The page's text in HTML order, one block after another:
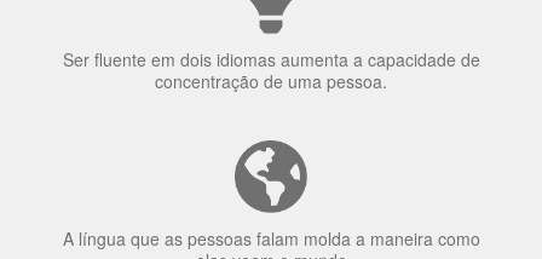
concentração de uma pessoa.